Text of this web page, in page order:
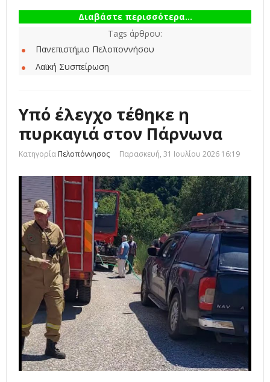
Διαβάστε περισσότερα...
Tags άρθρου:
Πανεπιστήμιο Πελοποννήσου
Λαϊκή Συσπείρωση
Υπό έλεγχο τέθηκε η
πυρκαγιά στον Πάρνωνα
Κατηγορία Πελοπόννησος Παρασκευή, 31 Ιουλίου 2026 16:19